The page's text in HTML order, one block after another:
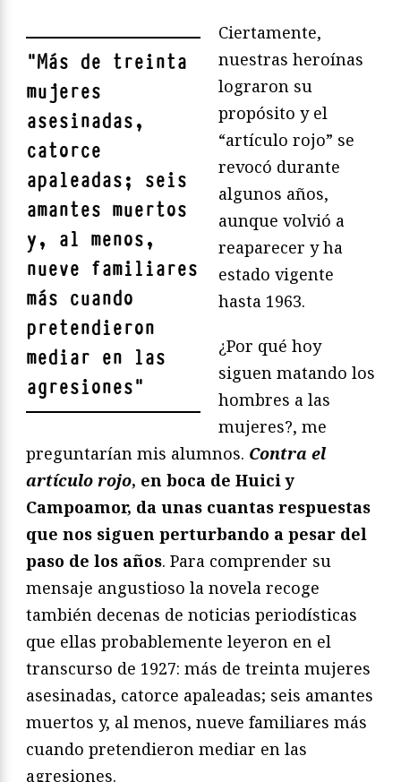
"Más de treinta
mujeres
asesinadas,
catorce
apaleadas; seis
amantes muertos
y, al menos,
nueve familiares
más cuando
pretendieron
mediar en las
agresiones"
Ciertamente,
nuestras heroínas
lograron su
propósito y el
“artículo rojo” se
revocó durante
algunos años,
aunque volvió a
reaparecer y ha
estado vigente
hasta 1963.
¿Por qué hoy
siguen matando los
hombres a las
mujeres?, me
preguntarían mis alumnos. Contra el
artículo rojo, en boca de Huici y
Campoamor, da unas cuantas respuestas
que nos siguen perturbando a pesar del
paso de los años. Para comprender su
mensaje angustioso la novela recoge
también decenas de noticias periodísticas
que ellas probablemente leyeron en el
transcurso de 1927: más de treinta mujeres
asesinadas, catorce apaleadas; seis amantes
muertos y, al menos, nueve familiares más
cuando pretendieron mediar en las
agresiones.